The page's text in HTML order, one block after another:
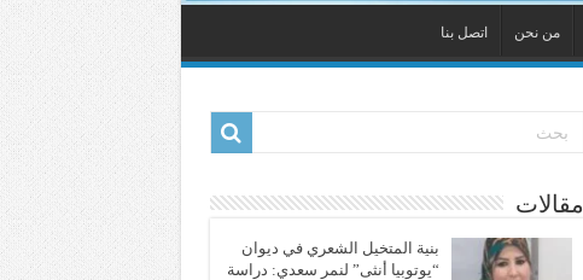
من نحن اتصل بنا
مقالات
بنية المتخيل الشعري في ديوان
“يوتوبيا أنثى” لنمر سعدي: دراسة